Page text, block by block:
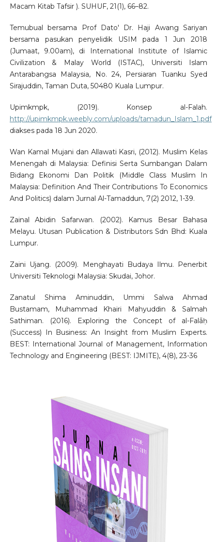
Macam Kitab Tafsir ). SUHUF, 21(1), 66–82.
Temubual bersama Prof Dato' Dr. Haji Awang Sariyan
bersama pasukan penyelidik USIM pada 1 Jun 2018
(Jumaat, 9.00am), di International Institute of Islamic
Civilization & Malay World (ISTAC), Universiti Islam
Antarabangsa Malaysia, No. 24, Persiaran Tuanku Syed
Sirajuddin, Taman Duta, 50480 Kuala Lumpur.
Upimkmpk, (2019). Konsep al-Falah.
http://upimkmpk.weebly.com/uploads/tamadun_Islam_1.pdf
diakses pada 18 Jun 2020.
Wan Kamal Mujani dan Allawati Kasri, (2012). Muslim Kelas
Menengah di Malaysia: Definisi Serta Sumbangan Dalam
Bidang Ekonomi Dan Politik (Middle Class Muslim In
Malaysia: Definition And Their Contributions To Economics
And Politics) dalam Jurnal Al-Tamaddun, 7(2) 2012, 1-39.
Zainal Abidin Safarwan. (2002). Kamus Besar Bahasa
Melayu. Utusan Publication & Distributors Sdn Bhd: Kuala
Lumpur.
Zaini Ujang. (2009). Menghayati Budaya Ilmu. Penerbit
Universiti Teknologi Malaysia: Skudai, Johor.
Zanatul Shima Aminuddin, Ummi Salwa Ahmad
Bustamam, Muhammad Khairi Mahyuddin & Salmah
Sathiman. (2016). Exploring the Concept of al-Falāḥ
(Success) In Business: An Insight from Muslim Experts.
BEST: International Journal of Management, Information
Technology and Engineering (BEST: IJMITE), 4(8), 23-36